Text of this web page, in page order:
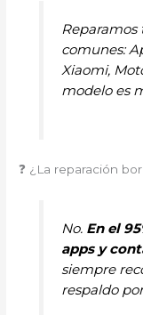
Reparamos
comunes:
Xiaomi,
modelo es
❓ ¿La reparación
No. En el
apps y
siempre
respaldo